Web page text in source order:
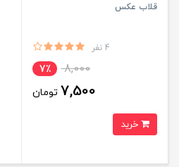
قلاب عکس
4 نفر
8,000 7٪
7,500 تومان